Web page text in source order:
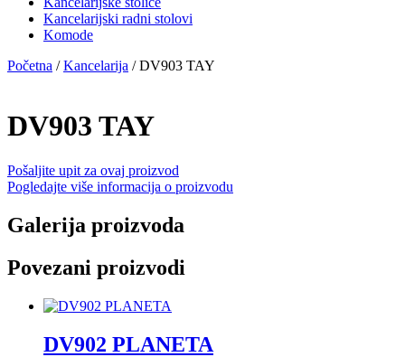
Kancelarijski radni stolovi
Komode
Početna /Kancelarija / DV903 TAY
DV903 TAY
Pošaljite upit za ovaj proizvod
Pogledajte više informacija o proizvodu
Galerija proizvoda
Povezani proizvodi
DV902 PLANETA